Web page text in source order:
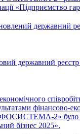
«Підприємство
державний
державний
фінансово-
2» було
бізнес 2025».